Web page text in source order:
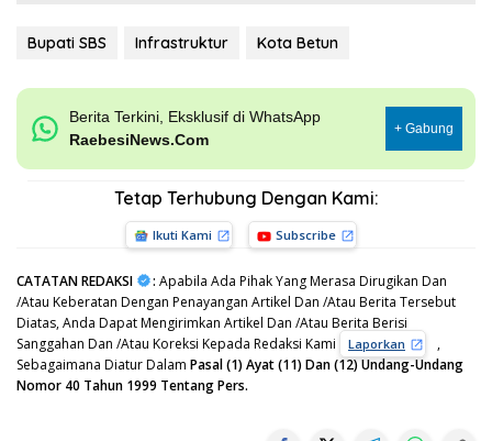
Bupati SBS Infrastruktur Kota Betun
Berita Terkini, Eksklusif di WhatsApp
RaebesiNews.Com
+ Gabung
Tetap Terhubung Dengan Kami:
Ikuti Kami Subscribe
CATATAN REDAKSI : Apabila Ada Pihak Yang Merasa Dirugikan Dan
/Atau Keberatan Dengan Penayangan Artikel Dan /Atau Berita Tersebut
Diatas, Anda Dapat Mengirimkan Artikel Dan /Atau Berita Berisi
Sanggahan Dan /Atau Koreksi Kepada Redaksi Kami
Laporkan
,
Sebagaimana Diatur Dalam Pasal (1) Ayat (11) Dan (12) Undang-Undang
Nomor 40 Tahun 1999 Tentang Pers.